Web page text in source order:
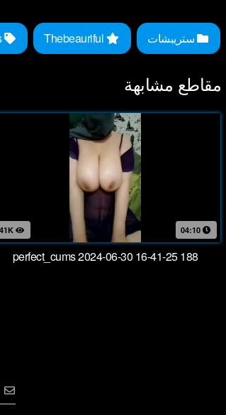
ستريبشات Free Live Shows
مقاطع مشابهة
41K 04:10
perfect_cums 2024-06-30 16-41-25 188